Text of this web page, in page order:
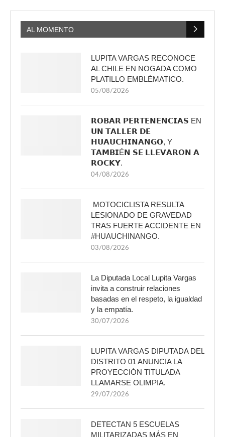
AL MOMENTO
LUPITA VARGAS RECONOCE
AL CHILE EN NOGADA COMO
PLATILLO EMBLÉMATICO.
05/08/2026
𝗥𝗢𝗕𝗔𝗥 𝗣𝗘𝗥𝗧𝗘𝗡𝗘𝗡𝗖𝗜𝗔𝗦 EN
𝗨𝗡 𝗧𝗔𝗟𝗟𝗘𝗥 𝗗𝗘
𝗛𝗨𝗔𝗨𝗖𝗛𝗜𝗡𝗔𝗡𝗚𝗢, Y
𝗧𝗔𝗠𝗕𝗜É𝗡 𝗦𝗘 𝗟𝗟𝗘𝗩𝗔𝗥𝗢𝗡 𝗔
𝗥𝗢𝗖𝗞𝗬.
04/08/2026
MOTOCICLISTA RESULTA
LESIONADO DE GRAVEDAD
TRAS FUERTE ACCIDENTE EN
#HUAUCHINANGO.
03/08/2026
La Diputada Local Lupita Vargas
invita a construir relaciones
basadas en el respeto, la igualdad
y la empatía.
30/07/2026
LUPITA VARGAS DIPUTADA DEL
DISTRITO 01 ANUNCIA LA
PROYECCIÓN TITULADA
LLAMARSE OLIMPIA.
29/07/2026
DETECTAN 5 ESCUELAS
MILITARIZADAS MÁS EN